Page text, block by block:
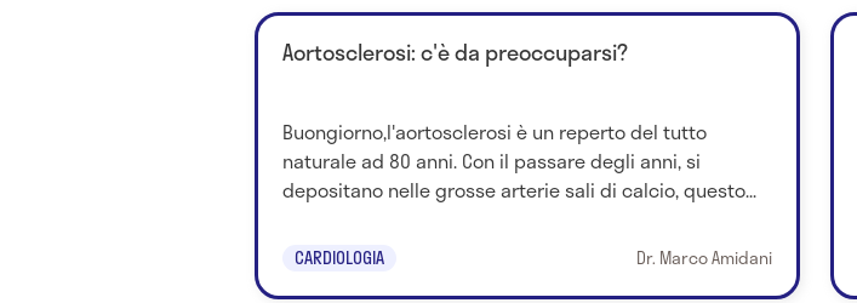
Aortosclerosi: c'è da preoccuparsi?
Buongiorno,l'aortosclerosi è un reperto del tutto
naturale ad 80 anni. Con il passare degli anni, si
depositano nelle grosse arterie sali di calcio, questo...
CARDIOLOGIA Dr. Marco Amidani